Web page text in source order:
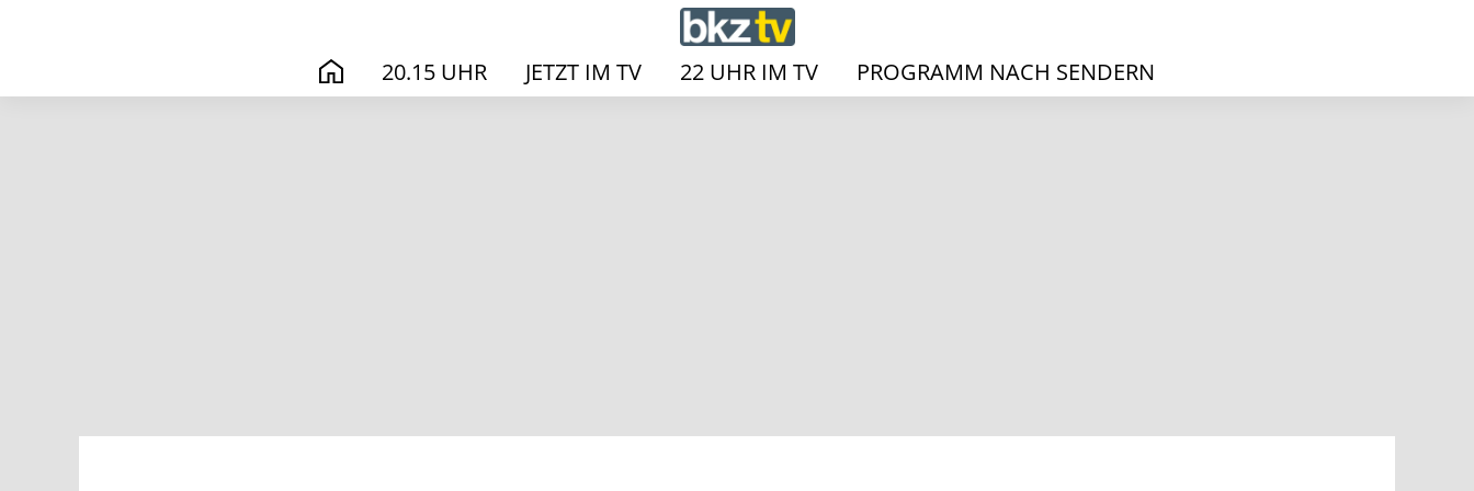
START20.15 UHR JETZT IM TV 22 UHR IM TV PROGRAMM NACH SENDERN